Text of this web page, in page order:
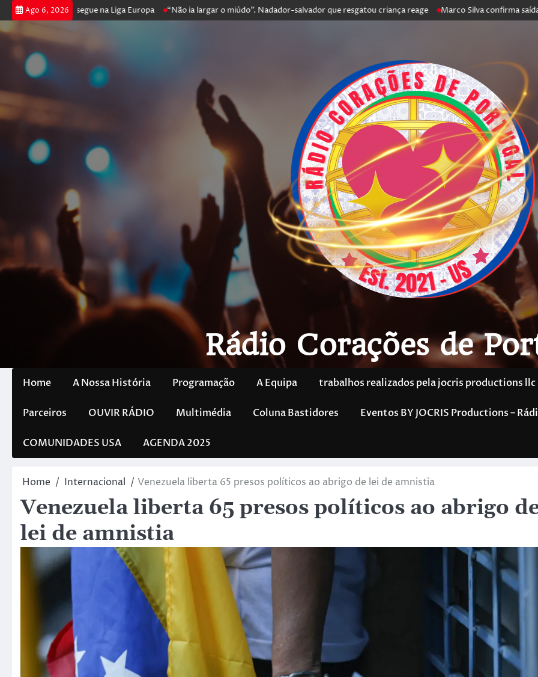
Ago 6, 2026
e prossegue na Liga Europa “Não ia largar o miúdo”. Nadador-salvador que resgatou criança reage Marco Silva confirma saída de
Rádio Corações de
Home A Nossa História Programação A Equipa trabalhos realizados pela jocris productions llc
Parceiros OUVIR RÁDIO Multimédia Coluna Bastidores Eventos BY JOCRIS Productions –
COMUNIDADES USA AGENDA 2025
Home Internacional Venezuela liberta 65 presos políticos ao abrigo de lei de amnistia
Venezuela liberta 65 presos políticos ao abrigo
lei de amnistia